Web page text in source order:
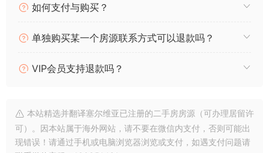
如何支付与购买？
单独购买某一个房源联系方式可以退款吗？
VIP会员支持退款吗？
本站精选并翻译塞尔维亚已注册的二手房房源（可办理居留许
可）。因本站属于海外网站，请不要在微信内支付，否则可能出
现错误！请通过手机或电脑浏览器浏览或支付，如遇支付问题请